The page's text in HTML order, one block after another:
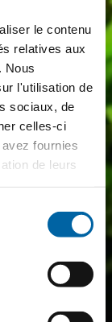
le contenu
relatives aux
Nous
l'utilisation de
sociaux, de
celles-ci
fournies
de leurs